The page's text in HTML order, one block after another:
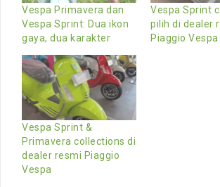
Vespa Primavera dan
Vespa Sprint: Dua ikon
gaya, dua karakter
Vespa Sprint
pilih di dealer
Piaggio
Vespa Sprint &
Primavera collections di
dealer resmi Piaggio
Vespa